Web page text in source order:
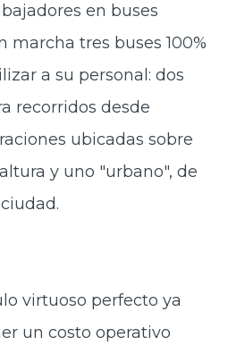
en buses
marcha tres buses 100%
a su personal: dos
recorridos desde
ubicadas sobre
y uno "urbano", de
virtuoso perfecto ya
un costo operativo